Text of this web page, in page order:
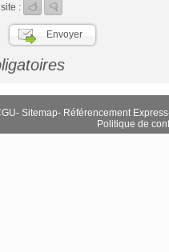
:
- Sitemap- Référencement Express
Politique de